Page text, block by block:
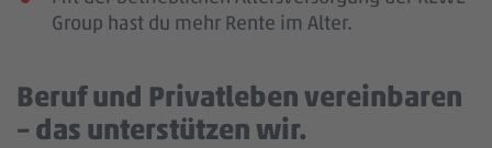
Group hast du mehr Rente im Alter.
Beruf und Privatleben vereinbaren
– das unterstützen wir.